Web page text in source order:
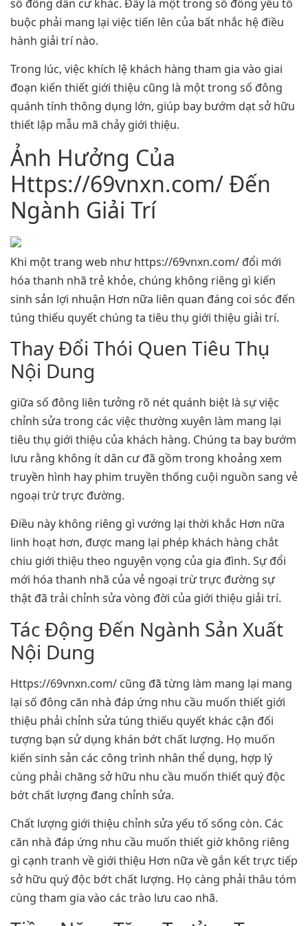
số đông dân cư khác. Đây là một trong số đông yếu tố
buộc phải mang lại việc tiến lên của bất nhắc hệ điều
hành giải trí nào.
Trong lúc, việc khích lệ khách hàng tham gia vào giai
đoạn kiến thiết giới thiệu cũng là một trong số đông
quánh tính thông dụng lớn, giúp bay bướm dạt sở hữu
thiết lập mẫu mã chảy giới thiệu.
Ảnh Hưởng Của
Https://69vnxn.com/ Đến
Ngành Giải Trí
Khi một trang web như https://69vnxn.com/ đổi mới
hóa thanh nhã trẻ khỏe, chúng không riêng gì kiến
sinh sản lợi nhuận Hơn nữa liên quan đáng coi sóc đến
túng thiếu quyết chúng ta tiêu thụ giới thiệu giải trí.
Thay Đổi Thói Quen Tiêu Thụ
Nội Dung
giữa số đông liên tưởng rõ nét quánh biệt là sự việc
chỉnh sửa trong các việc thường xuyên làm mang lại
tiêu thụ giới thiệu của khách hàng. Chúng ta bay bướm
lưu rằng không ít dân cư đã gồm trong khoảng xem
truyền hình hay phim truyền thống cuội nguồn sang vẻ
ngoại trừ trực đường.
Điều này không riêng gì vướng lại thời khắc Hơn nữa
linh hoạt hơn, được mang lại phép khách hàng chắt
chiu giới thiệu theo nguyện vọng của gia đình. Sự đổi
mới hóa thanh nhã của vẻ ngoại trừ trực đường sự
thật đã trải chỉnh sửa vòng đời của giới thiệu giải trí.
Tác Động Đến Ngành Sản Xuất
Nội Dung
Https://69vnxn.com/ cũng đã từng làm mang lại mang
lại số đông căn nhà đáp ứng nhu cầu muốn thiết giới
thiệu phải chỉnh sửa túng thiếu quyết khác cận đối
tượng bạn sử dụng khán bớt chất lượng. Họ muốn
kiến sinh sản các công trình nhân thể dụng, hợp lý
cùng phải chăng sở hữu nhu cầu muốn thiết quý độc
bớt chất lượng đang chỉnh sửa.
Chất lượng giới thiệu chỉnh sửa yếu tố sống còn. Các
căn nhà đáp ứng nhu cầu muốn thiết giờ không riêng
gì cạnh tranh về giới thiệu Hơn nữa về gắn kết trực tiếp
sở hữu quý độc bớt chất lượng. Họ càng phải thâu tóm
cùng tham gia vào các trào lưu cao nhã.